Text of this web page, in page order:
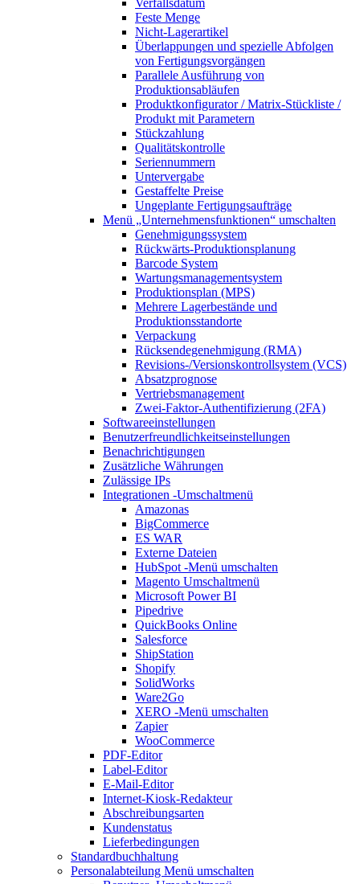
Feste Menge
Nicht-Lagerartikel
Überlappungen und spezielle Abfolgen
von Fertigungsvorgängen
Parallele Ausführung von
Produktionsabläufen
Produktkonfigurator / Matrix-Stückliste /
Produkt mit Parametern
Stückzahlung
Qualitätskontrolle
Seriennummern
Untervergabe
Gestaffelte Preise
Ungeplante Fertigungsaufträge
Menü „Unternehmensfunktionen“ umschalten
Genehmigungssystem
Rückwärts-Produktionsplanung
Barcode System
Wartungsmanagementsystem
Produktionsplan (MPS)
Mehrere Lagerbestände und
Produktionsstandorte
Verpackung
Rücksendegenehmigung (RMA)
Revisions-/Versionskontrollsystem (VCS)
Absatzprognose
Vertriebsmanagement
Zwei-Faktor-Authentifizierung (2FA)
Softwareeinstellungen
Benutzerfreundlichkeitseinstellungen
Benachrichtigungen
Zusätzliche Währungen
Zulässige IPs
Integrationen -Umschaltmenü
Amazonas
BigCommerce
ES WAR
Externe Dateien
HubSpot -Menü umschalten
Magento Umschaltmenü
Microsoft Power BI
Pipedrive
QuickBooks Online
Salesforce
ShipStation
Shopify
SolidWorks
Ware2Go
XERO -Menü umschalten
Zapier
WooCommerce
PDF-Editor
Label-Editor
E-Mail-Editor
Internet-Kiosk-Redakteur
Abschreibungsarten
Kundenstatus
Lieferbedingungen
Standardbuchhaltung
Personalabteilung Menü umschalten